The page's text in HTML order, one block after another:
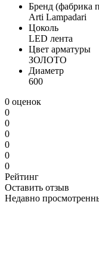
Бренд (фабрика
Arti Lampadari
Цоколь
LED лента
Цвет арматуры
ЗОЛОТО
Диаметр
600
0 оценок
0
0
0
0
0
0
Рейтинг
Оставить отзыв
Недавно